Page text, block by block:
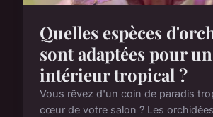
Quelles espèces
sont adaptées pour
intérieur tropical ?
Vous rêvez d'un coin de paradis
cœur de votre salon ? Les